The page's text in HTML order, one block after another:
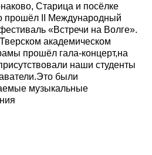
Старица и посёлке
прошёл II Международный
«Встречи на Волге».
академическом
прошёл гала-концерт,на
наши студенты
были
музыкальные